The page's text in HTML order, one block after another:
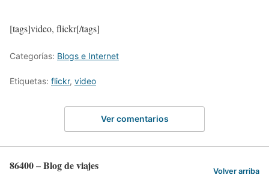
[tags]video, flickr[/tags]
Categorías: Blogs e Internet
Etiquetas: flickr, video
Ver comentarios
86400 – Blog de viajes Volver arriba